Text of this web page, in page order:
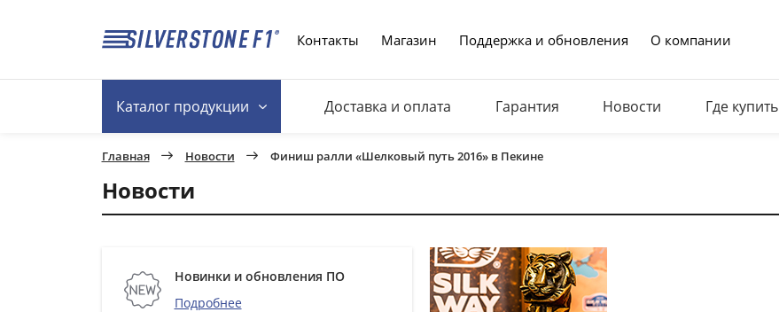
Контакты Магазин Поддержка и обновления О компании
Каталогпродукции Доставка и оплата Гарантия Новости Где купить
Главная Новости Финиш ралли «Шелковый путь 2016» в Пекине
Новости
Новинки и обновления ПО
Подробнее